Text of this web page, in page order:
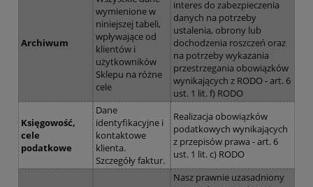
Archiwum
wymienione w
niniejszej tabeli,
wpływające od
klientów i
użytkowników
Sklepu na różne
cele
interes do zabezpieczenia
danych na potrzeby
ustalenia, obrony lub
dochodzenia roszczeń oraz
na potrzeby wykazania
przestrzegania obowiązków
wynikających z RODO - art. 6
ust. 1 lit. f) RODO
Księgowość,
cele
podatkowe
Dane
identyfikacyjne i
kontaktowe
klienta.
Szczegóły faktur.
Realizacja obowiązków
podatkowych wynikających
z przepisów prawa - art. 6
ust. 1 lit. c) RODO
Nasz prawnie uzasadniony